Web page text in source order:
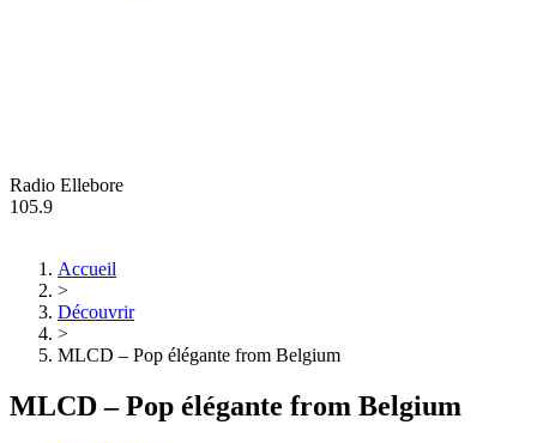
Radio Ellebore
105.9
Accueil
>
Découvrir
>
MLCD – Pop élégante from Belgium
MLCD – Pop élégante from Belgium